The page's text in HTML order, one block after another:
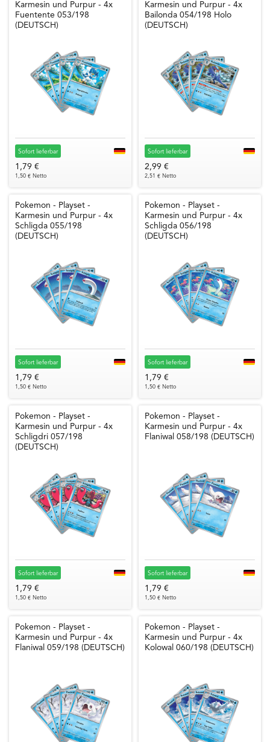
Karmesin und Purpur - 4x
Fuentente 053/198
(DEUTSCH)
Sofort lieferbar
1,79 €
1,50 € Netto
Karmesin und Purpur - 4x
Bailonda 054/198 Holo
(DEUTSCH)
Sofort lieferbar
2,99 €
2,51 € Netto
Pokemon - Playset -
Karmesin und Purpur - 4x
Schligda 055/198
(DEUTSCH)
Sofort lieferbar
1,79 €
1,50 € Netto
Pokemon - Playset -
Karmesin und Purpur - 4x
Schligda 056/198
(DEUTSCH)
Sofort lieferbar
1,79 €
1,50 € Netto
Pokemon - Playset -
Karmesin und Purpur - 4x
Schligdri 057/198
(DEUTSCH)
Sofort lieferbar
1,79 €
1,50 € Netto
Pokemon - Playset -
Karmesin und Purpur - 4x
Flaniwal 058/198 (DEUTSCH)
Sofort lieferbar
1,79 €
1,50 € Netto
Pokemon - Playset -
Karmesin und Purpur - 4x
Flaniwal 059/198 (DEUTSCH)
Pokemon - Playset -
Karmesin und Purpur - 4x
Kolowal 060/198 (DEUTSCH)